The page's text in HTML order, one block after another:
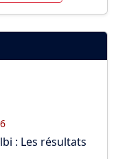
: Les résultats